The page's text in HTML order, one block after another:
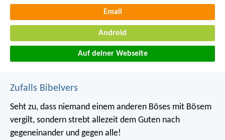
Email
Android
Auf deiner Webseite
Zufalls Bibelvers
Seht zu, dass niemand einem anderen Böses mit Bösem
vergilt, sondern strebt allezeit dem Guten nach
gegeneinander und gegen alle!